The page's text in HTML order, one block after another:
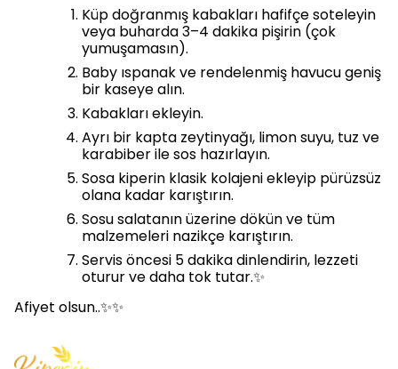
Küp doğranmış kabakları hafifçe soteleyin
veya buharda 3–4 dakika pişirin (çok
yumuşamasın).
Baby ıspanak ve rendelenmiş havucu geniş
bir kaseye alın.
Kabakları ekleyin.
Ayrı bir kapta zeytinyağı, limon suyu, tuz ve
karabiber ile sos hazırlayın.
Sosa kiperin klasik kolajeni ekleyip pürüzsüz
olana kadar karıştırın.
Sosu salatanın üzerine dökün ve tüm
malzemeleri nazikçe karıştırın.
Servis öncesi 5 dakika dinlendirin, lezzeti
oturur ve daha tok tutar.✨
Afiyet olsun..✨✨